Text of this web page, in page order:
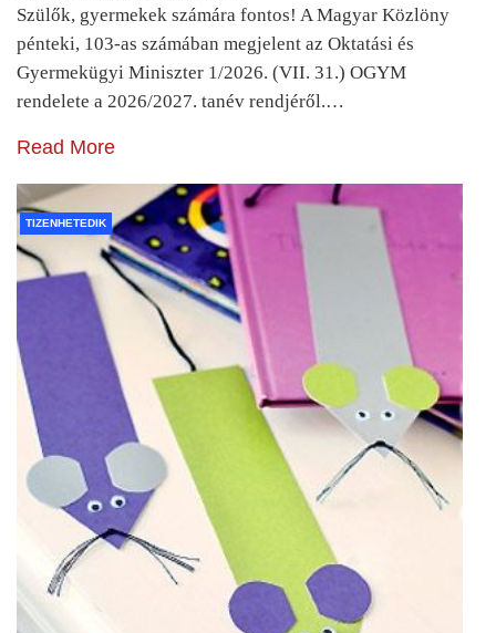
Szülők, gyermekek számára fontos! A Magyar Közlöny
pénteki, 103-as számában megjelent az Oktatási és
Gyermekügyi Miniszter 1/2026. (VII. 31.) OGYM
rendelete a 2026/2027. tanév rendjéről.…
Read More
TIZENHETEDIK